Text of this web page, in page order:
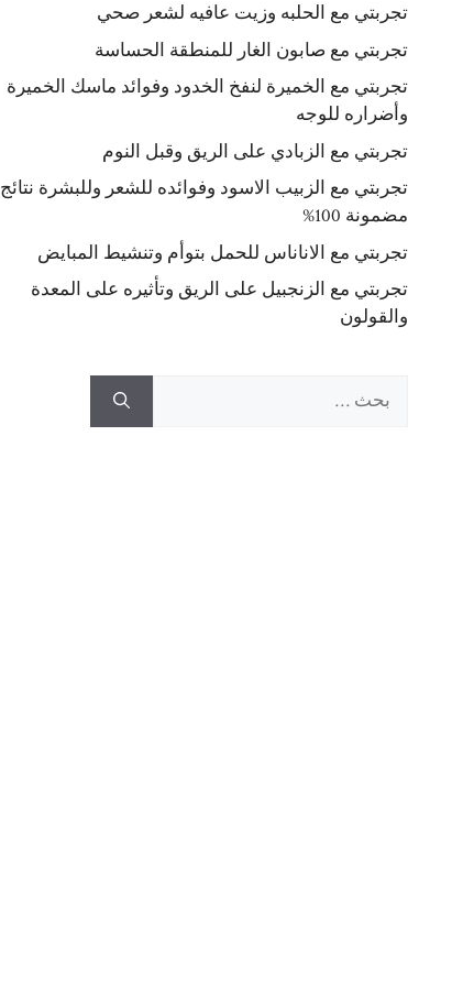
تجربتي مع الحلبه وزيت عافيه لشعر صحي
تجربتي مع صابون الغار للمنطقة الحساسة
تجربتي مع الخميرة لنفخ الخدود وفوائد ماسك الخميرة
وأضراره للوجه
تجربتي مع الزبادي على الريق وقبل النوم
تجربتي مع الزبيب الاسود وفوائده للشعر وللبشرة نتائج
مضمونة 100%
تجربتي مع الاناناس للحمل بتوأم وتنشيط المبايض
تجربتي مع الزنجبيل على الريق وتأثيره على المعدة
والقولون
عن: